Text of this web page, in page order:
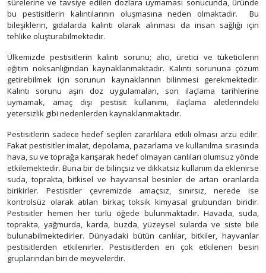
sürelerine ve tavsiye edilen dozlara uymaması sonucunda, üründe
bu pestisitlerin kalıntılarının oluşmasına neden olmaktadır. Bu
bileşiklerin, gıdalarda kalıntı olarak alınması da insan sağlığı için
tehlike oluşturabilmektedir.
Ülkemizde pestisitlerin kalıntı sorunu; alıcı, üretici ve tüketicilerin
eğitim noksanlığından kaynaklanmaktadır. Kalıntı sorununa çözüm
getirebilmek için sorunun kaynaklarının bilinmesi gerekmektedir.
Kalıntı sorunu aşırı doz uygulamaları, son ilaçlama tarihlerine
uymamak, amaç dışı pestisit kullanımı, ilaçlama aletlerindeki
yetersizlik gibi nedenlerden kaynaklanmaktadır.
Pestisitlerin sadece hedef seçilen zararlılara etkili olması arzu edilir.
Fakat pestisitler imalat, depolama, pazarlama ve kullanılma sırasında
hava, su ve toprağa karışarak hedef olmayan canlıları olumsuz yönde
etkilemektedir. Buna bir de bilinçsiz ve dikkatsiz kullanım da eklenirse
suda, toprakta, bitkisel ve hayvansal besinler de artan oranlarda
birikirler. Pestisitler çevremizde amaçsız, sınırsız, nerede ise
kontrolsüz olarak atılan birkaç toksik kimyasal grubundan biridir.
Pestisitler hemen her türlü öğede bulunmaktadır. Havada, suda,
toprakta, yağmurda, karda, buzda, yüzeysel sularda ve siste bile
bulunabilmektedirler. Dünyadaki bütün canlılar, bitkiler, hayvanlar
pestisitlerden etkilenirler. Pestisitlerden en çok etkilenen besin
gruplarından biri de meyvelerdir.